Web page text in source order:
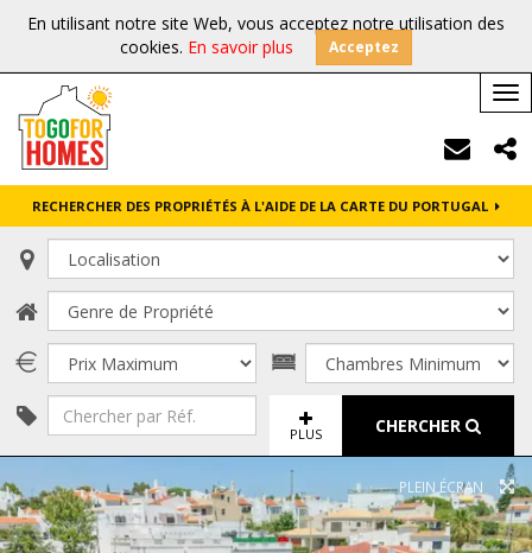
En utilisant notre site Web, vous acceptez notre utilisation des
cookies. En savoir plus Acceptez
RECHERCHER DES PROPRIÉTÉS À L'AIDE DE LA CARTE DU PORTUGAL
PLUS CHERCHER
PLEIN ÉCRAN